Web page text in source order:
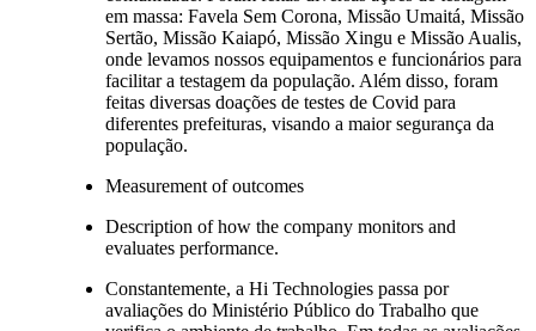
em massa: Favela Sem Corona, Missão Umaitá, Missão
Sertão, Missão Kaiapó, Missão Xingu e Missão Aualis,
onde levamos nossos equipamentos e funcionários para
facilitar a testagem da população. Além disso, foram
feitas diversas doações de testes de Covid para
diferentes prefeituras, visando a maior segurança da
população.
Measurement of outcomes
Description of how the company monitors and
evaluates performance.
Constantemente, a Hi Technologies passa por
avaliações do Ministério Público do Trabalho que